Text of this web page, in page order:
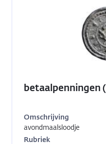
betaalpenningen
Omschrijving
avondmaalsloodje
Rubriek